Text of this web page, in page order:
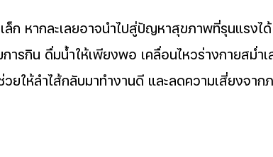
ล็ก หากละเลยอาจนำไปสู่ปัญหาสุขภาพที่รุนแรงไ
รกิน ดื่มน้ำให้เพียงพอ เคลื่อนไหวร่างกายสม่ำเ
ยให้ลำไส้กลับมาทำงานดี และลดความเสี่ยงจาก